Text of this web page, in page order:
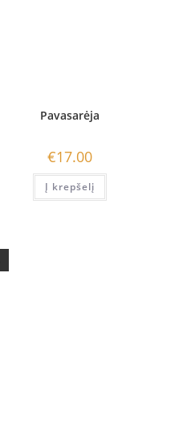
Pavasarėja
€17.00
Į krepšelį